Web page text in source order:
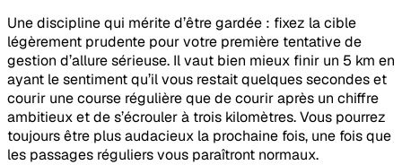
Une discipline qui mérite d’être gardée : fixez la cible
légèrement prudente pour votre première tentative de
gestion d’allure sérieuse. Il vaut bien mieux finir un 5 km en
ayant le sentiment qu’il vous restait quelques secondes et
courir une course régulière que de courir après un chiffre
ambitieux et de s’écrouler à trois kilomètres. Vous pourrez
toujours être plus audacieux la prochaine fois, une fois que
les passages réguliers vous paraîtront normaux.